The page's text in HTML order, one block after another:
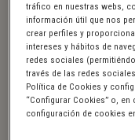
impide que crezcan
y aceites naturales se
humedad o la luz.
tráfico en nuestras webs,
información útil que nos
crear perfiles y
intereses y hábitos de
redes sociales
través de las redes
Política de Cookies y
“Configurar Cookies” o,
configuración de cookies